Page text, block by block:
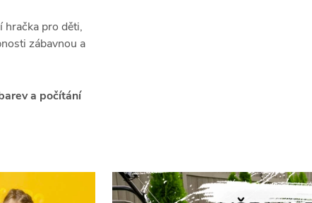
hračka pro děti,
zábavnou a
a počítání